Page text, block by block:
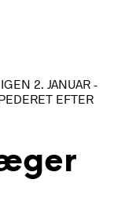
2. JANUAR -
EFTER